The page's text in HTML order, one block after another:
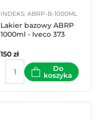
INDEKS: ABRP-B-1000ML
Lakier bazowy ABRP
1000ml - Iveco 373
150 zł
Do
koszyka